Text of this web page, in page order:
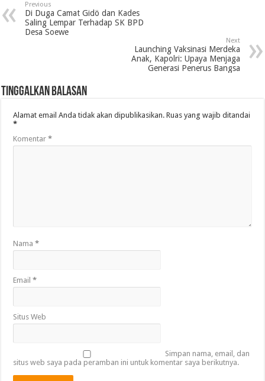
Previous
Di Duga Camat Gidö dan Kades
Saling Lempar Terhadap SK BPD
Desa Soewe
Next
Launching Vaksinasi Merdeka
Anak, Kapolri: Upaya Menjaga
Generasi Penerus Bangsa
Tinggalkan Balasan
Alamat email Anda tidak akan dipublikasikan. Ruas yang wajib ditandai
*
Komentar*
Nama*
Email*
Situs Web
Simpan nama, email, dan
situs web saya pada peramban ini untuk komentar saya berikutnya.